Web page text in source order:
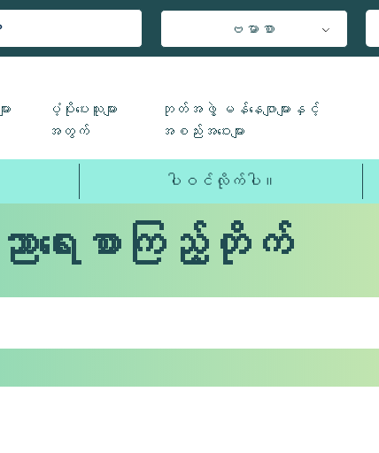
ဗမာစာ
ပံ့ပိုးပေးသူများ
အတွက်
ဘုတ်အဖွဲ့ မန်နေဂျာများနှင့်
အစည်းအဝေးများ
ပါဝင်လိုက်ပါ။
ရေးစာကြည့်တိုက်